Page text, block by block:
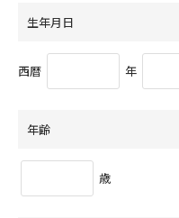
生年月日
西暦 年
年齢
歳